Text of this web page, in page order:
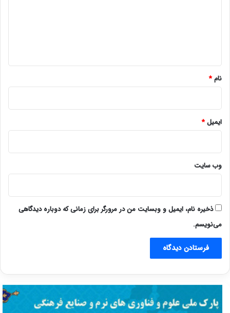
نام*
ایمیل*
وب‌ سایت
ذخیره نام، ایمیل و وبسایت من در مرورگر برای زمانی که دوباره دیدگاهی
می‌نویسم.